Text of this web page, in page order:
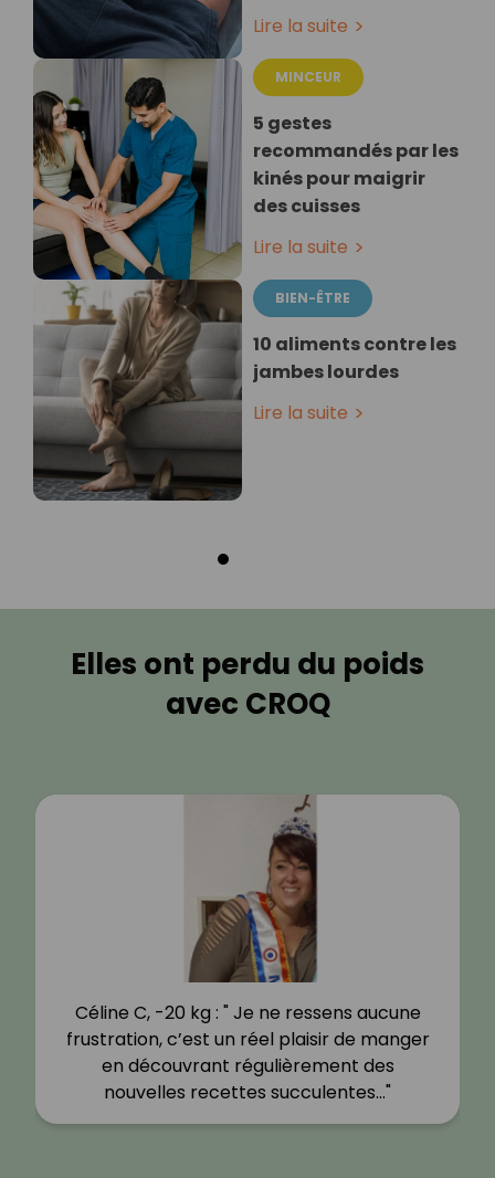
Lire la suite
MINCEUR
5 gestes
recommandés par les
kinés pour maigrir
des cuisses
Lire la suite
BIEN-ÊTRE
10 aliments contre les
jambes lourdes
Lire la suite
Elles ont perdu du poids
avec CROQ
Céline C, -20 kg : " Je ne ressens aucune
frustration, c’est un réel plaisir de manger
en découvrant régulièrement des
nouvelles recettes succulentes…"